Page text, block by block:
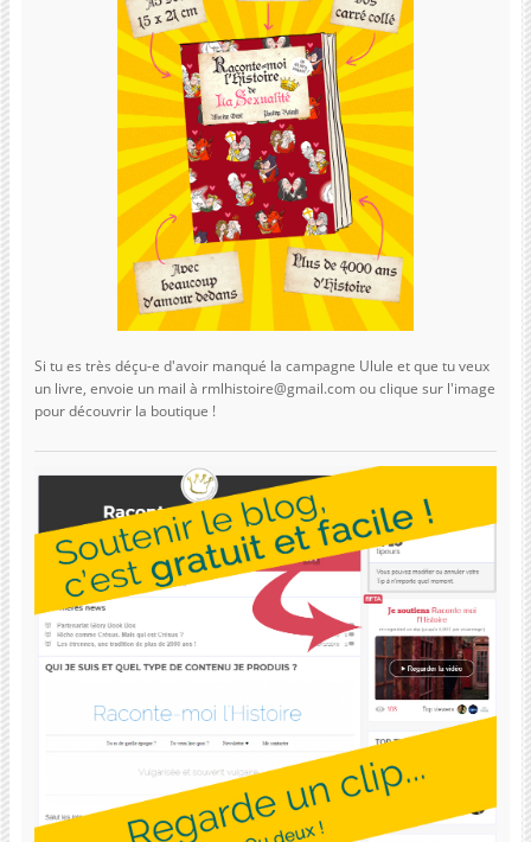
Si tu es très déçu-e d'avoir manqué la campagne Ulule et que tu veux
un livre, envoie un mail à rmlhistoire@gmail.com ou clique sur l'image
pour découvrir la boutique !